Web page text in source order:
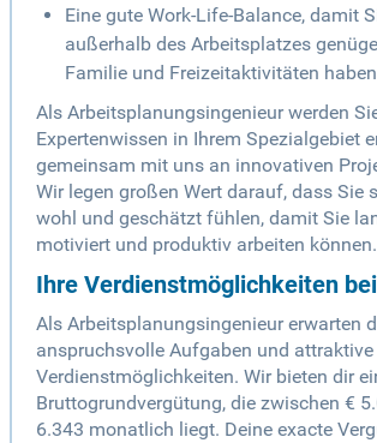
Eine gute Work-Life-Balance, damit
außerhalb des Arbeitsplatzes
Familie und Freizeitaktivitäten haben
Als Arbeitsplanungsingenieur werden
Expertenwissen in Ihrem Spezialgebiet
gemeinsam mit uns an innovativen
Wir legen großen Wert darauf, dass Sie
wohl und geschätzt fühlen, damit Sie
motiviert und produktiv arbeiten können.
Ihre Verdienstmöglichkeiten
Als Arbeitsplanungsingenieur erwarten
anspruchsvolle Aufgaben und attraktive
Verdienstmöglichkeiten. Wir bieten dir
Bruttogrundvergütung, die zwischen €
6.343 monatlich liegt. Deine exacte